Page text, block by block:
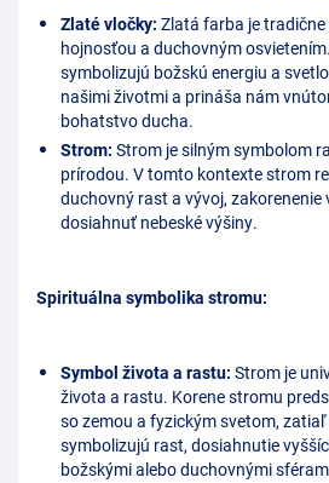
Zlaté vločky: Zlatá farba je
hojnosťou a duchovným
symbolizujú božskú energiu a
našimi životmi a prináša nám
bohatstvo ducha.
Strom: Strom je silným symbolom
prírodou. V tomto kontexte strom
duchovný rast a vývoj, zakorenenie
dosiahnuť nebeské výšiny.
Spirituálna symbolika stromu:
Symbol života a rastu: Strom je
života a rastu. Korene stromu
so zemou a fyzickým svetom,
symbolizujú rast, dosiahnutie
božskými alebo duchovnými